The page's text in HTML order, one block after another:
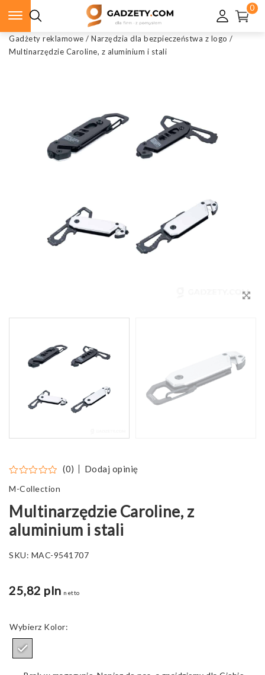
0
Gadżety reklamowe / Narzędzia dla bezpieczeństwa z logo /
Multinarzędzie Caroline, z aluminium i stali
(0) Dodaj opinię
M-Collection
Multinarzędzie Caroline, z
aluminium i stali
SKU: MAC-9541707
25,82 pln netto
Kolor